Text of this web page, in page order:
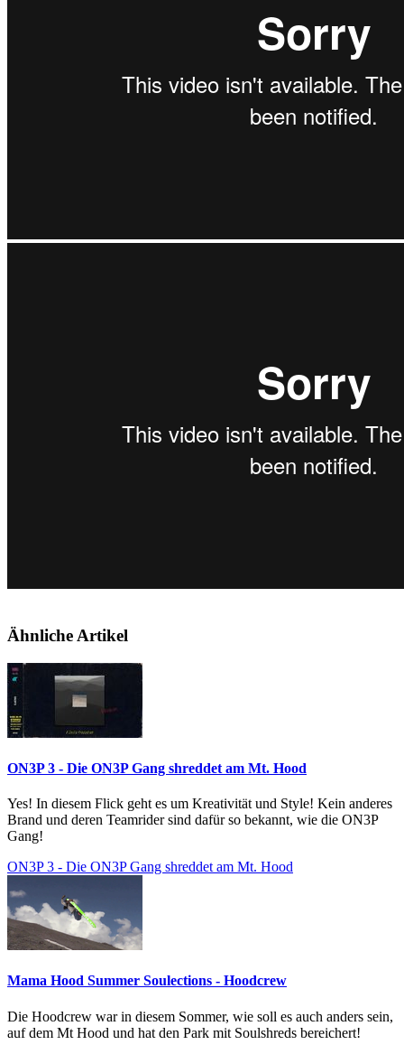
Ähnliche Artikel
ON3P 3 - Die ON3P Gang shreddet am Mt. Hood
Yes! In diesem Flick geht es um Kreativität und Style! Kein anderes
Brand und deren Teamrider sind dafür so bekannt, wie die ON3P
Gang!
ON3P 3 - Die ON3P Gang shreddet am Mt. Hood
Mama Hood Summer Soulections - Hoodcrew
Die Hoodcrew war in diesem Sommer, wie soll es auch anders sein,
auf dem Mt Hood und hat den Park mit Soulshreds bereichert!